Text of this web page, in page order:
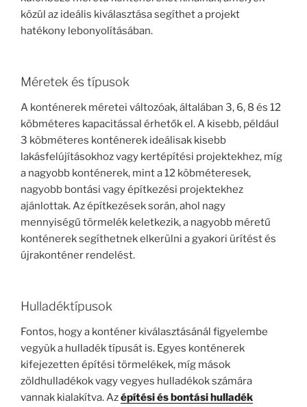
közül az ideális kiválasztása segíthet a projekt
hatékony lebonyolításában.
Méretek és típusok
A konténerek méretei változóak, általában 3, 6, 8 és 12
köbméteres kapacitással érhetők el. A kisebb, például
3 köbméteres konténerek ideálisak kisebb
lakásfelújításokhoz vagy kertépítési projektekhez, míg
a nagyobb konténerek, mint a 12 köbméteresek,
nagyobb bontási vagy építkezési projektekhez
ajánlottak. Az építkezések során, ahol nagy
mennyiségű törmelék keletkezik, a nagyobb méretű
konténerek segíthetnek elkerülni a gyakori ürítést és
újrakonténer rendelést.
Hulladéktípusok
Fontos, hogy a konténer kiválasztásánál figyelembe
vegyük a hulladék típusát is. Egyes konténerek
kifejezetten építési törmelékek, míg mások
zöldhulladékok vagy vegyes hulladékok számára
vannak kialakítva. Azépítési és bontási hulladék